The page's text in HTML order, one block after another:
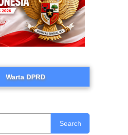
Warta DPRD
Search